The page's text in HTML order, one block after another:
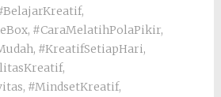
,
, #CaraMelatihPolaPikir,
, #KreatifSetiapHari,
,
, #MindsetKreatif,